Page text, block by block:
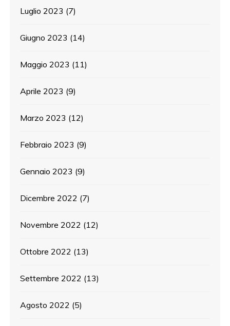
Luglio 2023 (7)
Giugno 2023 (14)
Maggio 2023 (11)
Aprile 2023 (9)
Marzo 2023 (12)
Febbraio 2023 (9)
Gennaio 2023 (9)
Dicembre 2022 (7)
Novembre 2022 (12)
Ottobre 2022 (13)
Settembre 2022 (13)
Agosto 2022 (5)